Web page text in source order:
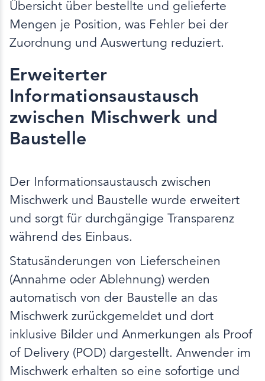
Übersicht über bestellte und gelieferte
Mengen je Position, was Fehler bei der
Zuordnung und Auswertung reduziert.
Erweiterter
Informationsaustausch
zwischen Mischwerk und
Baustelle
Der Informationsaustausch zwischen
Mischwerk und Baustelle wurde erweitert
und sorgt für durchgängige Transparenz
während des Einbaus.
Statusänderungen von Lieferscheinen
(Annahme oder Ablehnung) werden
automatisch von der Baustelle an das
Mischwerk zurückgemeldet und dort
inklusive Bilder und Anmerkungen als Proof
of Delivery (POD) dargestellt. Anwender im
Mischwerk erhalten so eine sofortige und